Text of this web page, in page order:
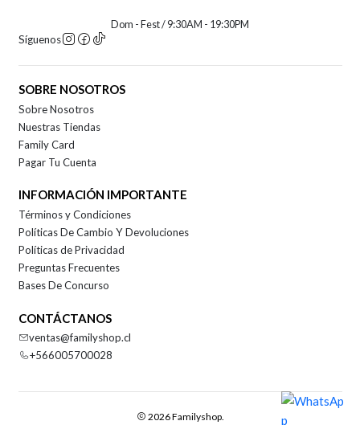
Dom - Fest / 9:30AM - 19:30PM
Síguenos
SOBRE NOSOTROS
Sobre Nosotros
Nuestras Tiendas
Family Card
Pagar Tu Cuenta
INFORMACIÓN IMPORTANTE
Términos y Condiciones
Políticas De Cambio Y Devoluciones
Políticas de Privacidad
Preguntas Frecuentes
Bases De Concurso
CONTÁCTANOS
ventas@familyshop.cl
+566005700028
2026 Familyshop.